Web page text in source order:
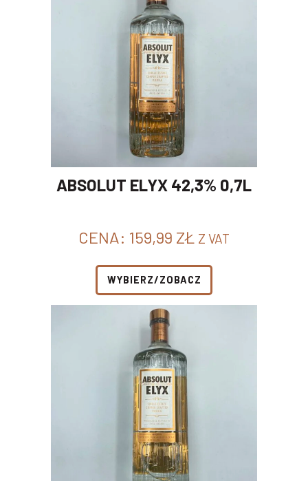
ABSOLUT ELYX 42,3% 0,7L
CENA: 159,99 ZŁ Z VAT
WYBIERZ/ZOBACZ